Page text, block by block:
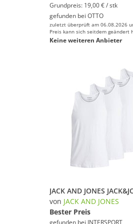
Grundpreis: 19,00 € / stk
gefunden bei OTTO
zuletzt überprüft am 06.08.2026
Preis kann sich seitdem geändert
Keine weiteren Anbieter
von JACK AND JONES
Bester Preis
gefunden bei INTERSPORT